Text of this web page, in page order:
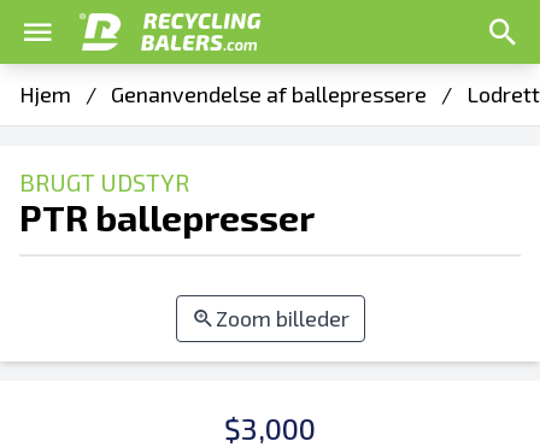
Hjem / Genanvendelse af ballepressere /
BRUGT UDSTYR
PTR ballepresser
Zoom billeder
$3,000